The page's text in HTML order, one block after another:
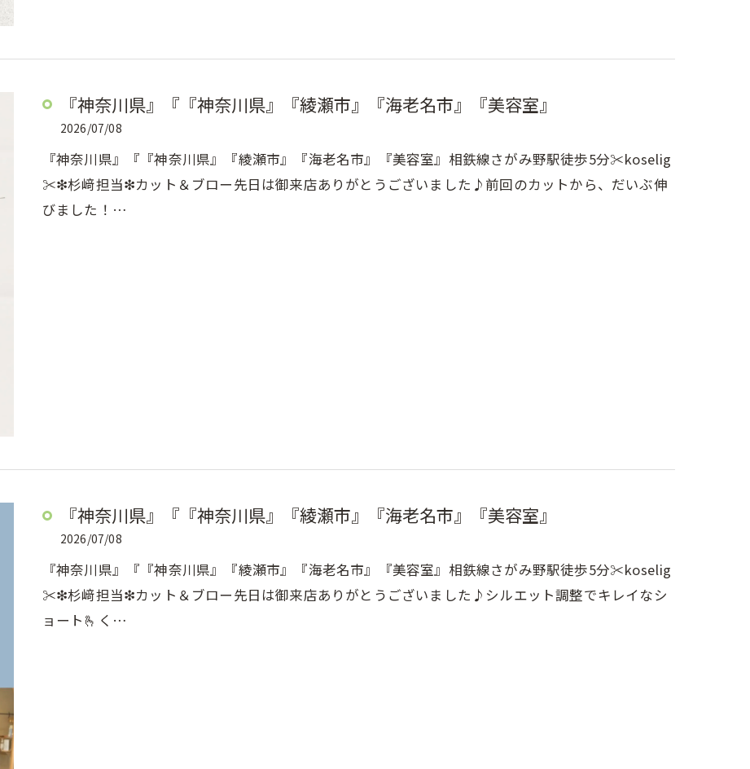
『神奈川県』『『神奈川県』『綾瀬市』『海老名市』『美容室』
2026/07/08
『神奈川県』『『神奈川県』『綾瀬市』『海老名市』『美容室』相鉄線さがみ野駅徒歩5分✂︎koselig
✂︎❇︎杉﨑担当❇︎カット＆ブロー先日は御来店ありがとうございました♪前回のカットから、だいぶ伸
びました！…
『神奈川県』『『神奈川県』『綾瀬市』『海老名市』『美容室』
2026/07/08
『神奈川県』『『神奈川県』『綾瀬市』『海老名市』『美容室』相鉄線さがみ野駅徒歩5分✂︎koselig
✂︎❇︎杉﨑担当❇︎カット＆ブロー先日は御来店ありがとうございました♪シルエット調整でキレイなシ
ョート🫰く…